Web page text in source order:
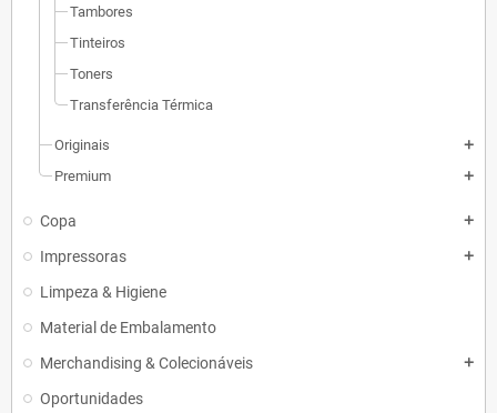
Tambores
Tinteiros
Toners
Transferência Térmica
Originais add
Premium add
Copa add
Impressoras add
Limpeza & Higiene
Material de Embalamento
Merchandising & Colecionáveis
add
Oportunidades